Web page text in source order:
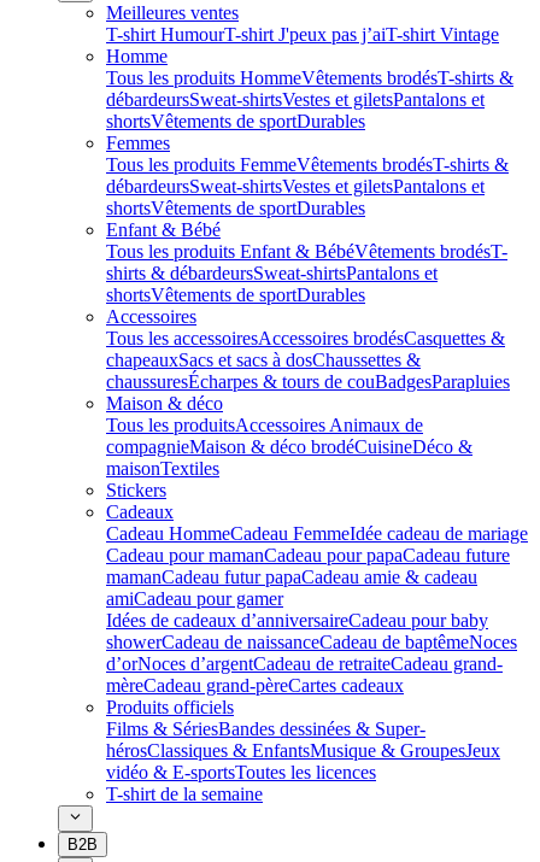
Meilleures ventes
T-shirt HumourT-shirt J'peux pas j’aiT-shirt Vintage
Homme
Tous les produits HommeVêtements brodésT-shirts &
débardeursSweat-shirtsVestes et giletsPantalons et
shortsVêtements de sportDurables
Femmes
Tous les produits FemmeVêtements brodésT-shirts &
débardeursSweat-shirtsVestes et giletsPantalons et
shortsVêtements de sportDurables
Enfant & Bébé
Tous les produits Enfant & BébéVêtements brodésT-
shirts & débardeursSweat-shirtsPantalons et
shortsVêtements de sportDurables
Accessoires
Tous les accessoiresAccessoires brodésCasquettes &
chapeauxSacs et sacs à dosChaussettes &
chaussuresÉcharpes & tours de couBadgesParapluies
Maison & déco
Tous les produitsAccessoires Animaux de
compagnieMaison & déco brodéCuisineDéco &
maisonTextiles
Stickers
Cadeaux
Cadeau HommeCadeau FemmeIdée cadeau de mariage​
Cadeau pour mamanCadeau pour papaCadeau future
mamanCadeau futur papaCadeau amie & cadeau
amiCadeau pour gamer
Idées de cadeaux d’anniversaireCadeau pour baby
showerCadeau de naissanceCadeau de baptêmeNoces
d’orNoces d’argentCadeau de retraiteCadeau grand-
mèreCadeau grand-pèreCartes cadeaux
Produits officiels
Films & SériesBandes dessinées & Super-
hérosClassiques & EnfantsMusique & GroupesJeux
vidéo & E-sportsToutes les licences
T-shirt de la semaine
B2B